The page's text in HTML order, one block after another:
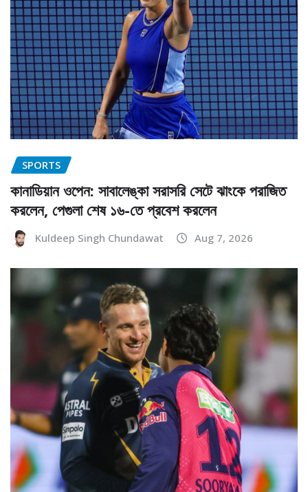
SPORTS
কানাডিয়ান ওপেন: সাবালেঙ্কা সরাসরি সেটে ঝাংকে পরাজিত
করলেন, পেগুলা শেষ ১৬-তে প্রবেশ করলেন
Kuldeep Singh Chundawat Aug 7, 2026